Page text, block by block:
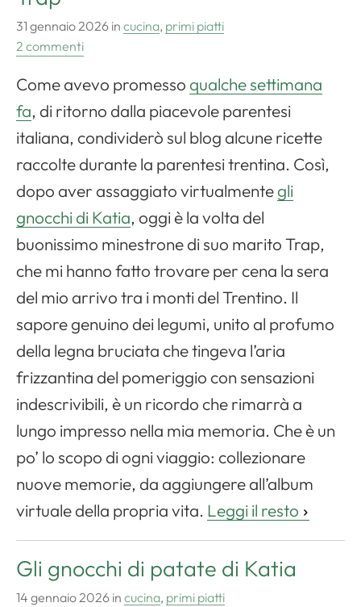
31 gennaio 2026 in cucina, primi piatti
2 commenti
Come avevo promesso qualche settimana
fa, di ritorno dalla piacevole parentesi
italiana, condividerò sul blog alcune ricette
raccolte durante la parentesi trentina. Così,
dopo aver assaggiato virtualmentegli
gnocchi di Katia, oggi è la volta del
buonissimo minestrone di suo marito Trap,
che mi hanno fatto trovare per cena la sera
del mio arrivo tra i monti del Trentino. Il
sapore genuino dei legumi, unito al profumo
della legna bruciata che tingeva l’aria
frizzantina del pomeriggio con sensazioni
indescrivibili, è un ricordo che rimarrà a
lungo impresso nella mia memoria. Che è un
po’ lo scopo di ogni viaggio: collezionare
nuove memorie, da aggiungere all’album
virtuale della propria vita. Leggi il resto
Gli gnocchi di patate di Katia
14 gennaio 2026 in cucina, primi piatti